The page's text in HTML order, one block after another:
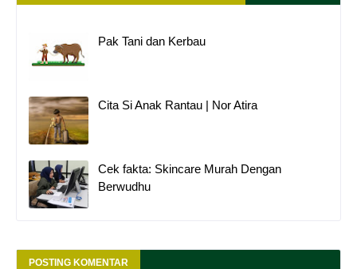
Pak Tani dan Kerbau
Cita Si Anak Rantau | Nor Atira
Cek fakta: Skincare Murah Dengan
Berwudhu
POSTING KOMENTAR